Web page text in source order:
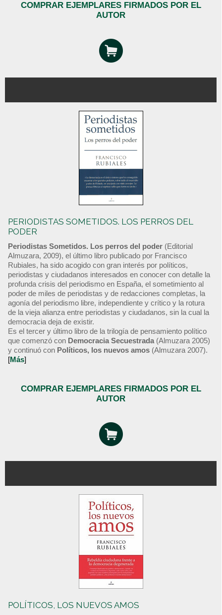
COMPRAR EJEMPLARES FIRMADOS POR EL
AUTOR
PERIODISTAS SOMETIDOS. LOS PERROS DEL
PODER
Periodistas Sometidos. Los perros del poder (Editorial
Almuzara, 2009), el último libro publicado por Francisco
Rubiales, ha sido acogido con gran interés por políticos,
periodistas y ciudadanos interesados en conocer con detalle la
profunda crisis del periodismo en España, el sometimiento al
poder de miles de periodistas y de redacciones completas, la
agonía del periodismo libre, independiente y crítico y la rotura
de la vieja alianza entre periodistas y ciudadanos, sin la cual la
democracia deja de existir.
Es el tercer y último libro de la trilogía de pensamiento político
que comenzó con Democracia Secuestrada (Almuzara 2005)
y continuó con Políticos, los nuevos amos (Almuzara 2007).
[Más]
COMPRAR EJEMPLARES FIRMADOS POR EL
AUTOR
POLÍTICOS, LOS NUEVOS AMOS